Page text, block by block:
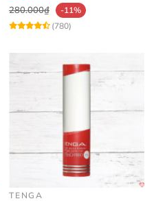
280.000₫
-11%
(780)
TENGA